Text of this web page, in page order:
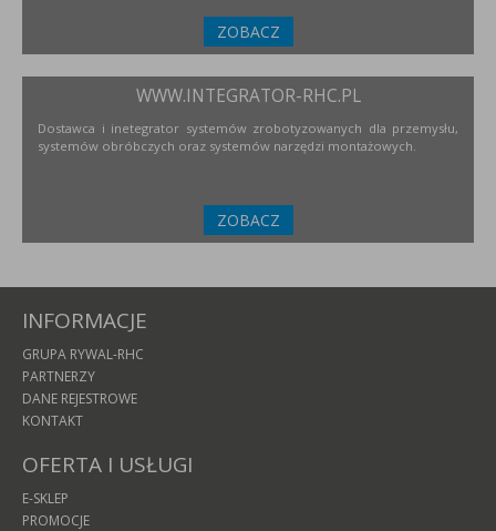
ZOBACZ
WWW.INTEGRATOR-RHC.PL
Dostawca i inetegrator systemów zrobotyzowanych dla przemysłu,
systemów obróbczych oraz systemów narzędzi montażowych.
ZOBACZ
INFORMACJE
GRUPA RYWAL-RHC
PARTNERZY
DANE REJESTROWE
KONTAKT
OFERTA I USŁUGI
E-SKLEP
PROMOCJE